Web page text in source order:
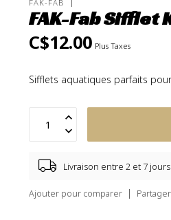
FAK-FAB
FAK-Fab Sifflet
C$12.00 Plus Taxes
Sifflets aquatiques parfaits
Livraison entre 2 et 7 jours
Ajouter pour comparer